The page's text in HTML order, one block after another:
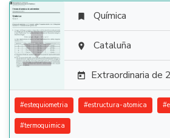

 Química
 Cataluña
 Extraordinaria de
#estequiometria #estructura-atomica #
#termoquimica